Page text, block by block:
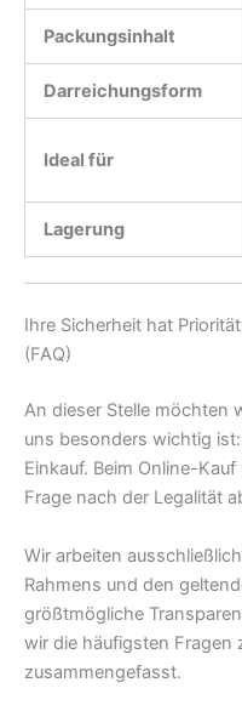
Packungsinhalt
Darreichungsform
Ideal für
Lagerung
Ihre Sicherheit hat
(FAQ)
An dieser Stelle möchten
uns besonders wichtig
Einkauf. Beim Online-
Frage nach der Legalität
Wir arbeiten
Rahmens und den
größtmögliche
wir die häufigsten Fragen
zusammengefasst.